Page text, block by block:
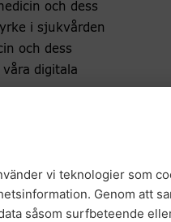
och dess
i sjukvården
och dess
digitala
för
vi teknologier som
Genom att
såsom surfbeteende